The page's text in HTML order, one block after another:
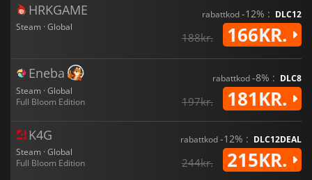
HRKGAME
Steam · Global
rabattkod-12% : DLC12
188kr. 166KR.
Eneba
Steam · Global
Full Bloom Edition
rabattkod-8% : DLC8
197kr. 181KR.
K4G
Steam · Global
Full Bloom Edition
rabattkod-12% : DLC12DEAL
244kr. 215KR.